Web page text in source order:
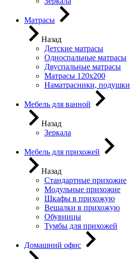
Матрасы
Назад
Детские матрасы
Односпальные матрасы
Двуспальные матрасы
Матрасы 120х200
Наматрасники, подушки
Мебель для ванной
Назад
Зеркала
Мебель для прихожей
Назад
Стандартные прихожие
Модульные прихожие
Шкафы в прихожую
Вешалки в прихожую
Обувницы
Тумбы для прихожей
Домашний офис